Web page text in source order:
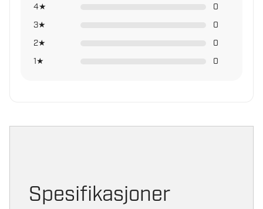
4★
0
3★
0
2★
0
1★
0
Spesifikasjoner